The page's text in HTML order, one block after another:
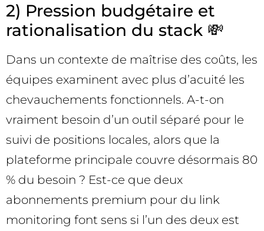
2) Pression budgétaire et
rationalisation du stack 💸
Dans un contexte de maîtrise des coûts, les
équipes examinent avec plus d’acuité les
chevauchements fonctionnels. A-t-on
vraiment besoin d’un outil séparé pour le
suivi de positions locales, alors que la
plateforme principale couvre désormais 80
% du besoin ? Est-ce que deux
abonnements premium pour du link
monitoring font sens si l’un des deux est